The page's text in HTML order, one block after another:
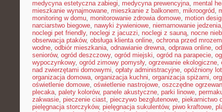
medycyna estetyczna zabiegi, medycyna prewencyjna, mental
mieszkanie wynajmowane, mieszkanie z balkonem, mikroogród,
monitoring w domu, monitorowanie zdrowia domowe, motion
narciarstwo biegowe, nawyki żywieniowe, niemarnowanie jedzenia
noclegi pet friendly, noclegi z jacuzzi, noclegi z sauną, nocne
obserwacja ptaków, obsługa klienta online, ochrona przed mrozem
wodne, odbiór mieszkania, odnawianie drewna, odprawa online,
seniorów, ogród deszczowy, ogród miejski, ogród na parapecie,
wypoczynkowy, ogród zimowy pomysły, ogrzewanie ekologiczne,
nad zwierzętami domowymi, opłaty administracyjne, opóźniony lot
organizacja domowa, organizacja kuchni, organizacja spiżarni,
oświetlenie domowe, oświetlenie nastrojowe, oszczędne
plecaka, palety kolorów, panele akustyczne, parki linowe,
zakwasie, pieczenie ciast, pieczywo bezglutenowe, piekarnictwo
pielęgnacja storczyków, pielęgnacja sukulentów, piwo kraftowe,